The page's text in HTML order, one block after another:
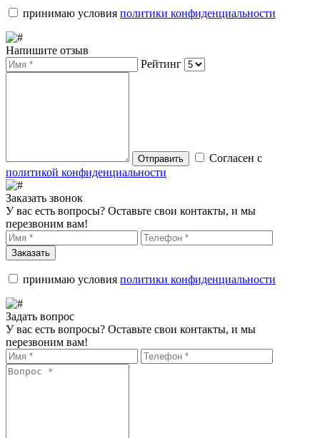
принимаю условия политики конфиденциальности
Напишите отзыв
Рейтинг
Отправить
Согласен с
политикой конфиденциальности
Заказать звонок
У вас есть вопросы? Оставьте свои контакты, и мы
перезвоним вам!
Заказать
принимаю условия политики конфиденциальности
Задать вопрос
У вас есть вопросы? Оставьте свои контакты, и мы
перезвоним вам!